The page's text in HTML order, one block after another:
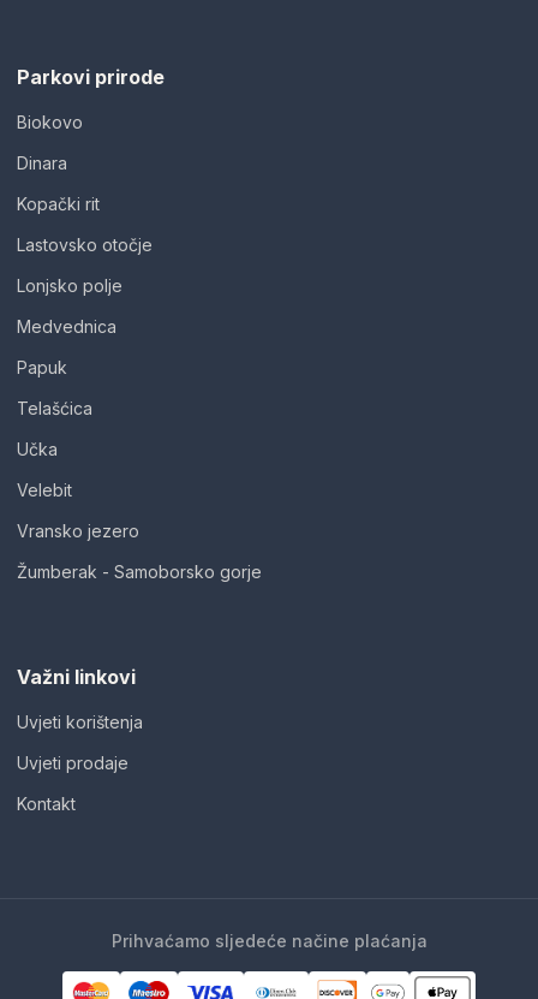
Parkovi prirode
Biokovo
Dinara
Kopački rit
Lastovsko otočje
Lonjsko polje
Medvednica
Papuk
Telašćica
Učka
Velebit
Vransko jezero
Žumberak - Samoborsko gorje
Važni linkovi
Uvjeti korištenja
Uvjeti prodaje
Kontakt
Prihvaćamo sljedeće načine plaćanja